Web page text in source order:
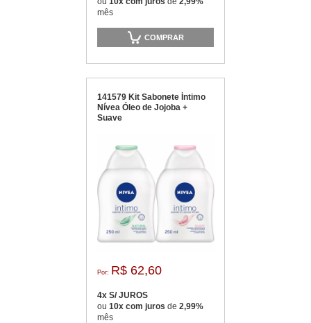
mês
COMPRAR
141579 Kit Sabonete Íntimo
Nívea Óleo de Jojoba +
Suave
Por: R$ 62,60
4x S/ JUROS
ou 10x com juros de 2,99%
mês